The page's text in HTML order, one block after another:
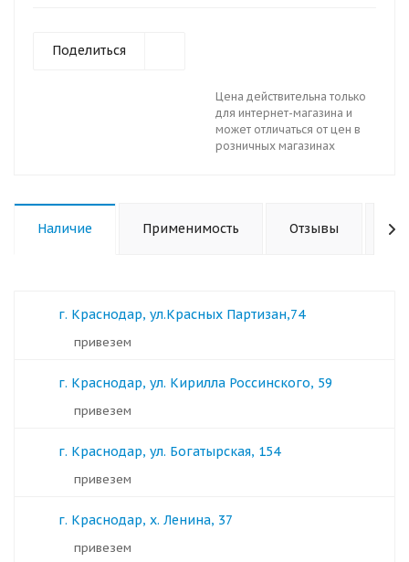
Поделиться
Цена действительна только
для интернет-магазина и
может отличаться от цен в
розничных магазинах
Наличие Применимость Отзывы
г. Краснодар, ул.Красных Партизан,74
Привезем
г. Краснодар, ул. Кирилла Россинского, 59
Привезем
г. Краснодар, ул. Богатырская, 154
Привезем
г. Краснодар, х. Ленина, 37
Привезем